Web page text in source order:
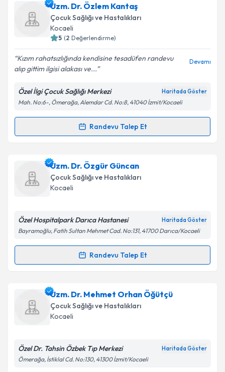
Dr. Yusuf Kuşdaliçin randevu takvimi talebi oluşturun.
Size bu uzmandan randevu almanız için bir takvim
hazırlandığında e-posta ile bilgilendireceğiz.
Kişisel verilerimin işlenmesine ilişkin
Aydınlatma
Metni'ni okudum ve kişisel verilerimin belirtilen
kapsamda işlenmesini kabul ediyorum.
Uzm. Dr. Özlem Kantaş
Çocuk Sağlığı ve Hastalıkları
Kocaeli
5 (2 Değerlendirme)
Kızım rahatsızlığında kendisine tesadüfen randevu
alıp gittim ilgisi alakası ve...
Devamı
Özel İlgi Çocuk Sağlığı Merkezi Haritada Göster
Mah. No:6-, Ömerağa, Alemdar Cd. No:8, 41040 İzmit/Kocaeli
Randevu Talep Et
Randevu Takvimi Talebi
Uzm. Dr. Özlem Kantaşiçin randevu takvimi talebi
oluşturun. Size bu uzmandan randevu almanız için bir
takvim hazırlandığında e-posta ile bilgilendireceğiz.
Kişisel verilerimin işlenmesine ilişkin
Metni'ni okudum ve kişisel verilerimin belirtilen
Takvim Talebini Gönder
Uzm. Dr. Özgür Güncan
Çocuk Sağlığı ve Hastalıkları
Kocaeli
Özel Hospitalpark Darıca Hastanesi Haritada Göster
Bayramoğlu, Fatih Sultan Mehmet Cad. No:131, 41700 Darıca/Kocaeli
Randevu Talep Et
Randevu Takvimi Talebi
Uzm. Dr. Özgür Güncan için randevu takvimi talebi
oluşturun. Size bu uzmandan randevu almanız için bir
takvim hazırlandığında e-posta ile bilgilendireceğiz.
Uzm. Dr. Mehmet Orhan Öğütçü
Çocuk Sağlığı ve Hastalıkları
Kocaeli
Özel Dr. Tahsin Özbek Tıp Merkezi Haritada Göster
Ömerağa, İstiklal Cd. No:130, 41300 İzmit/Kocaeli